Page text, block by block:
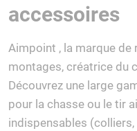
accessoires
Aimpoint , la marque
montages, créatrice du
Découvrez une large
pour la chasse ou le tir
indispensables